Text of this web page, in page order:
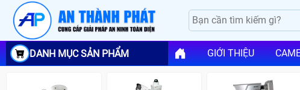
DANH MỤC SẢN PHẨM GIỚI THIỆU